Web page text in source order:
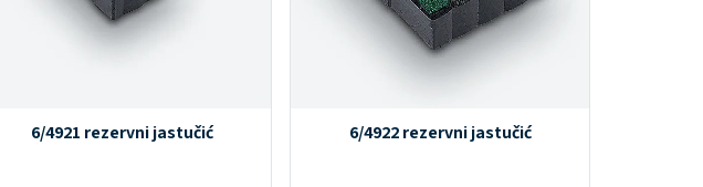
6/4921 rezervni jastučić 6/4922 rezervni jastučić